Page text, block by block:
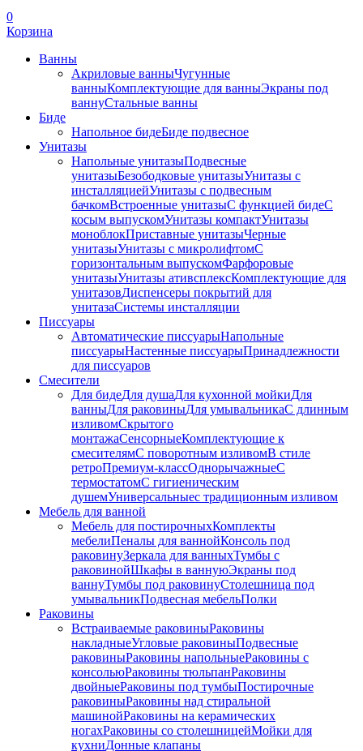
0
Корзина
Ванны
Акриловые ванныЧугунные
ванныКомплектующие для ванныЭкраны под
ваннуСтальные ванны
Биде
Напольное бидеБиде пoдвеснoе
Унитазы
Напольные унитазыПодвесные
унитазыБезободковые унитазыУнитазы с
инсталляциейУнитазы с подвесным
бачкомВстроенные унитазыС функцией бидеС
косым выпускомУнитазы компактУнитазы
моноблокПриставные унитазыЧерные
унитазыУнитазы с микролифтомC
горизонтальным выпускомФарфоровые
унитазыУнитазы ативсплексКомплектующие для
унитазовДиспенсеры покрытий для
унитазаСистемы инсталляции
Писсуары
Автоматические писсуарыНапольные
писсуарыНастенные писсуарыПринадлежности
для писсуаров
Смесители
Для бидеДля душаДля кухонной мойкиДля
ванныДля раковиныДля умывальникаС длинным
изливомСкрытого
монтажаСенсорныеКомплектующие к
смесителямС поворотным изливомВ стиле
ретроПремиум-классОднорычажныеС
термостатомС гигиеническим
душемУниверсальныес традиционным изливом
Мебель для ванной
Мебель для постирочныхКомплекты
мебелиПеналы для ваннойКонсоль под
раковинуЗеркала для ванныхТумбы с
раковинойШкафы в ваннуюЭкраны под
ваннуТумбы под раковинуСтолешница под
умывальникПодвесная мебельПолки
Раковины
Встраиваемые раковиныРаковины
накладныеУгловые раковиныПодвесные
раковиныРаковины напольныеРаковины с
консольюРаковины тюльпанРаковины
двойныеРаковины под тумбыПостирочные
раковиныРаковины над стиральной
машинойРаковины на керамических
ногахРаковины со столешницейМойки для
кухниДонные клапаны